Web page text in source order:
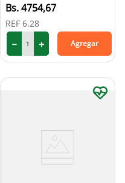
4754,67
REF 6.28
＋
－ Agregar